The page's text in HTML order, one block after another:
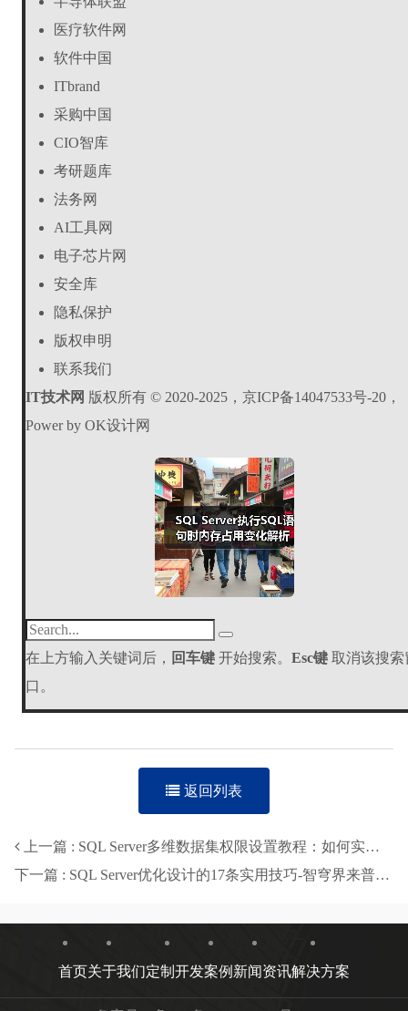
医疗软件网
软件中国
ITbrand
采购中国
CIO智库
考研题库
法务网
AI工具网
电子芯片网
安全库
隐私保护
版权申明
联系我们
IT技术网 版权所有 © 2020-2025，京ICP备14047533号-20，
Power by OK设计网
在上方输入关键词后， 回车键开始搜索。 Esc键取消该搜索
口。
返回列表
上一篇 : SQL Server多维数据集权限设置教程：如何实现分公司数据隔离？
下一篇 : SQL Server优化设计的17条实用技巧-智穹界来普科技
首页关于我们定制开发案例 新闻资讯解决方案